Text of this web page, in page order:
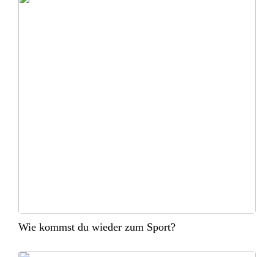
Wie kommst du wieder zum Sport?